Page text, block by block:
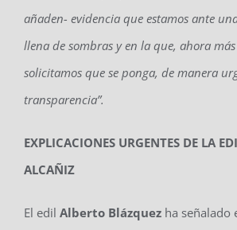
añaden- evidencia que estamos ante
llena de sombras y en la que, ahora
solicitamos que se ponga, de manera
transparencia”.
EXPLICACIONES URGENTES DE LA
ALCAÑIZ
El edil Alberto Blázquez ha señalado